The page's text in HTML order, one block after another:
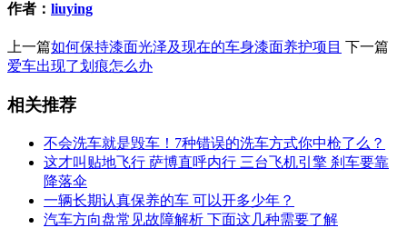
作者： liuying
上一篇如何保持漆面光泽及现在的车身漆面养护项目 下一篇
爱车出现了划痕怎么办
相关推荐
不会洗车就是毁车！7种错误的洗车方式你中枪了么？
这才叫贴地飞行 萨博直呼内行 三台飞机引擎 刹车要靠
降落伞
一辆长期认真保养的车 可以开多少年？
汽车方向盘常见故障解析 下面这几种需要了解